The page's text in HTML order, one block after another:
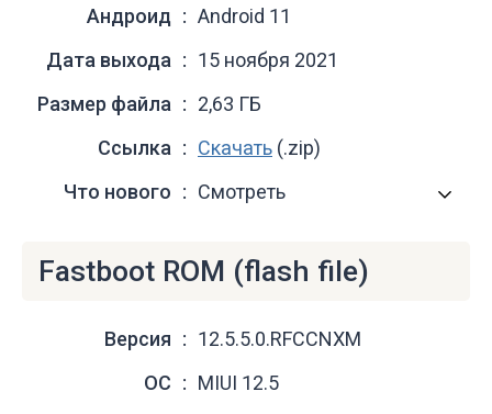
Андроид
Android 11
Дата выхода
15 ноября 2021
Размер файла
2,63 ГБ
Ссылка
Скачать (.zip)
Что нового
Смотреть
Fastboot ROM (flash file)
Версия
12.5.5.0.RFCCNXM
ОС
MIUI 12.5